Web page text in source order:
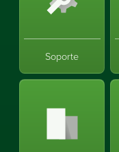
Soporte